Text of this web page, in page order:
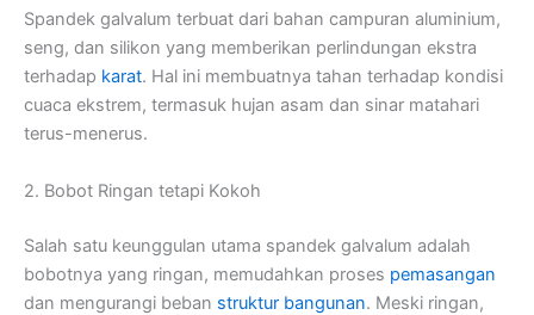
Spandek galvalum terbuat dari bahan campuran aluminium,
seng, dan silikon yang memberikan perlindungan ekstra
terhadap karat. Hal ini membuatnya tahan terhadap kondisi
cuaca ekstrem, termasuk hujan asam dan sinar matahari
terus-menerus.
2. Bobot Ringan tetapi Kokoh
Salah satu keunggulan utama spandek galvalum adalah
bobotnya yang ringan, memudahkan proses pemasangan
dan mengurangi beban struktur bangunan. Meski ringan,